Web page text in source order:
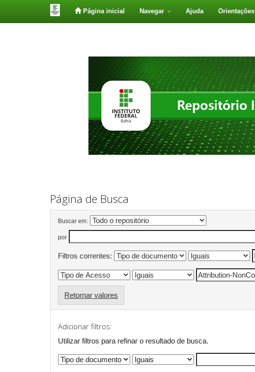
Página inicial Navegar Ajuda Orientações
Página de Busca
Buscar em:
por
Filtros correntes:
Retornar valores
Adicionar filtros:
Utilizar filtros para refinar o resultado de busca.